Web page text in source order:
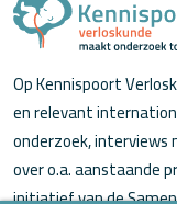
Op Kennispoort
en relevant
onderzoek, interviews
over o.a. aanstaande